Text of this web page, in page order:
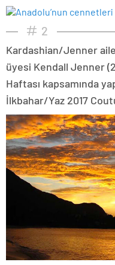
2
Kardashian/Jenner
üyesi Kendall Jenner
Haftası kapsamında
İlkbahar/Yaz 2017